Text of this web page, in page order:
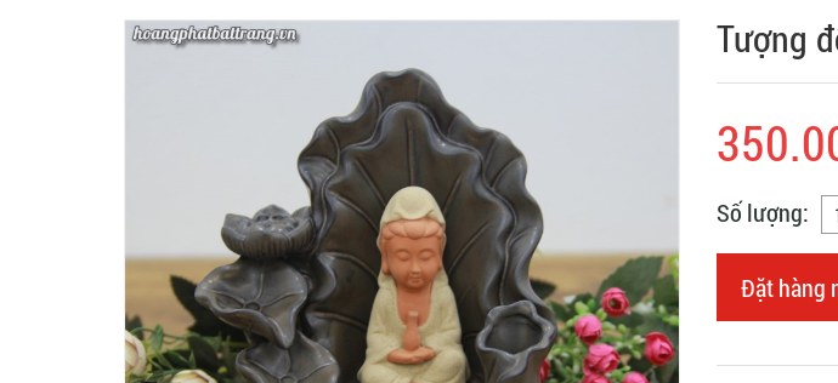
Tượng
Số lượng:
Đặt hàng